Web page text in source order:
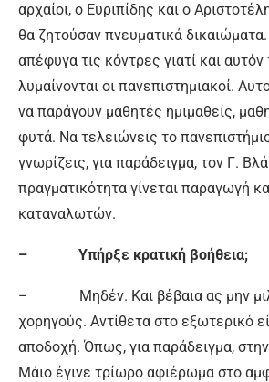
αρχαίοι, ο Ευριπίδης και ο
θα ζητούσαν πνευματικά
απέφυγα τις κόντρες γιατί και
λυμαίνονται οι πανεπιστημιακοί.
να παράγουν μαθητές ημιμαθείς,
φυτά. Να τελειώνεις το
γνωρίζεις, για παράδειγμα, τον Γ.
πραγματικότητα γίνεται παραγωγή
καταναλωτών.
– Υπήρξε κρατική βοήθεια;
– Μηδέν. Και βέβαια ας μην
χορηγούς. Αντίθετα στο εξωτερικό
αποδοχή. Όπως, για παράδειγμα,
Μάιο έγινε τρίωρο αφιέρωμα στο